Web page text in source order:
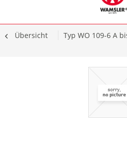
Übersicht Typ WO 109-6 A